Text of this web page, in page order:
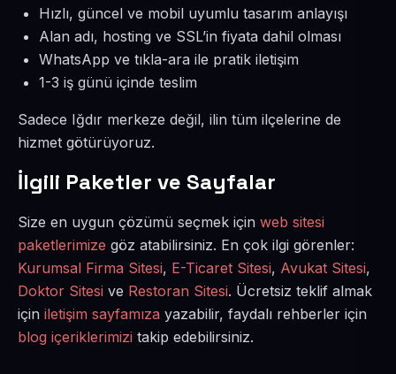
Hızlı, güncel ve mobil uyumlu tasarım anlayışı
Alan adı, hosting ve SSL’in fiyata dahil olması
WhatsApp ve tıkla-ara ile pratik iletişim
1-3 iş günü içinde teslim
Sadece Iğdır merkeze değil, ilin tüm ilçelerine de
hizmet götürüyoruz.
İlgili Paketler ve Sayfalar
Size en uygun çözümü seçmek için web sitesi
paketlerimize göz atabilirsiniz. En çok ilgi görenler:
Kurumsal Firma Sitesi, E-Ticaret Sitesi, Avukat Sitesi,
Doktor Sitesi ve Restoran Sitesi. Ücretsiz teklif almak
için iletişim sayfamıza yazabilir, faydalı rehberler için
blog içeriklerimizi takip edebilirsiniz.